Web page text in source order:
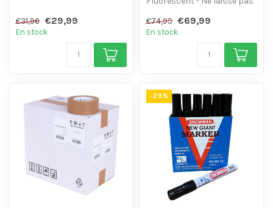
...
€31,96 €29,99
En stock
à déc...
€74,95 €69,99
En stock
-29%